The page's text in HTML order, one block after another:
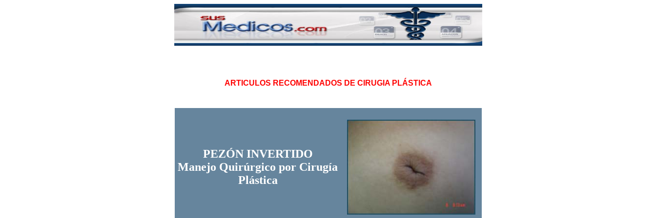
ARTICULOS RECOMENDADOS DE CIRUGIA PLÁSTICA
PEZÓN INVERTIDO
Manejo Quirúrgico por Cirugía
Plástica